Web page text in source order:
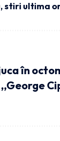
,stiri ultima
în